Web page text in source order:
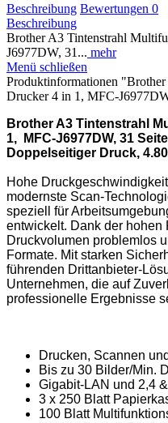
Beschreibung Bewertungen 0
Beschreibung
Brother A3 Tintenstrahl
J6977DW, 31... mehr
Menü schließen
Produktinformationen
Drucker 4 in 1, MFC-
Brother A3 Tintenstrahl
1, MFC-J6977DW, 31
Doppelseitiger Druck,
Hohe
modernste Scan-
speziell für
entwickelt. Dank der hohen
Druckvolumen problemlos
Formate. Mit starken
führenden Drittanbieter-
Unternehmen, die auf
professionelle Ergebnisse
Drucken, Scannen
Bis zu 30 Bilder/Min.
Gigabit-LAN und 2,4
3 x 250 Blatt
100 Blatt